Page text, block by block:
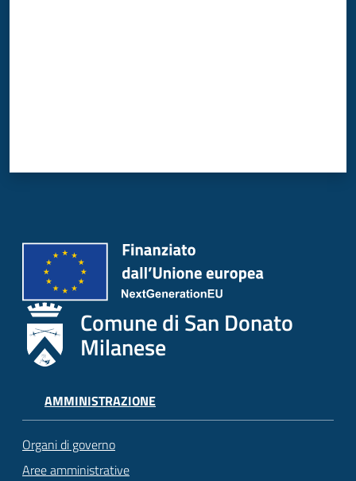
Comune di San Donato
Milanese
AMMINISTRAZIONE
Organi di governo
Aree amministrative